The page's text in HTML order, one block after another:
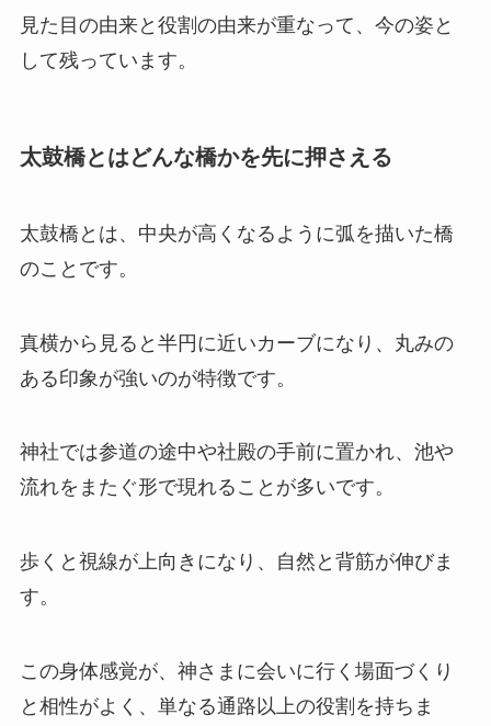
見た目の由来と役割の由来が重なって、今の姿と
して残っています。
太鼓橋とはどんな橋かを先に押さえる
太鼓橋とは、中央が高くなるように弧を描いた橋
のことです。
真横から見ると半円に近いカーブになり、丸みの
ある印象が強いのが特徴です。
神社では参道の途中や社殿の手前に置かれ、池や
流れをまたぐ形で現れることが多いです。
歩くと視線が上向きになり、自然と背筋が伸びま
す。
この身体感覚が、神さまに会いに行く場面づくり
と相性がよく、単なる通路以上の役割を持ちま